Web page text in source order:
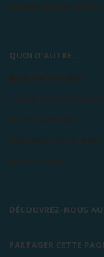
Adopter un lapin ou N.A.C
QUOI D'AUTRE...
Nous faire un don
L'actualité de
Devenir bénévole
Découvrez nos mécènes
Nous contacter
DÉCOUVREZ-NOUS
PARTAGER CETTE